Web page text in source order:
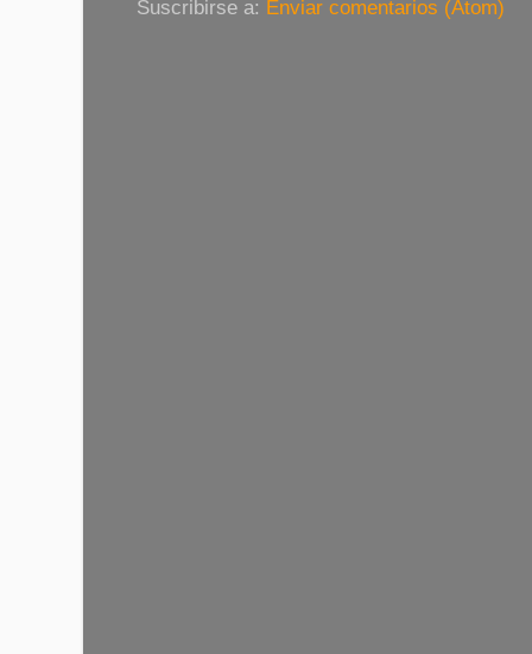
Suscribirse a: Enviar comentarios (Atom)